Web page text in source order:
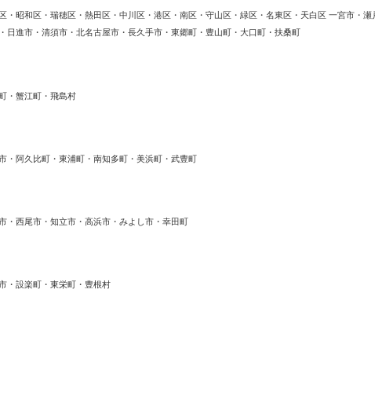
・昭和区・瑞穂区・熱田区・中川区・港区・南区・守山区・緑区・名東区・天白区 一宮市・
日進市・清須市・北名古屋市・長久手市・東郷町・豊山町・大口町・扶桑町
・蟹江町・飛島村
・阿久比町・東浦町・南知多町・美浜町・武豊町
・西尾市・知立市・高浜市・みよし市・幸田町
・設楽町・東栄町・豊根村